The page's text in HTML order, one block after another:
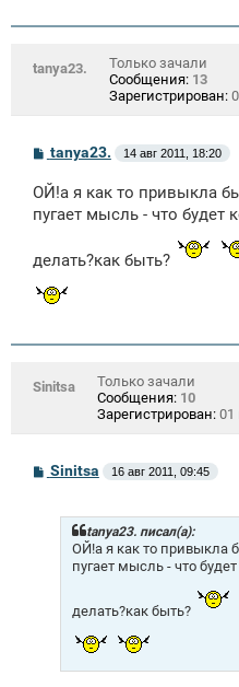
tanya23.
Только зачали
Сообщения: 13
Зарегистрирован:
С
о
б
щ
е
и
tanya23. 14 авг 2011, 18:20
ОЙ!а я как то привыкла
пугает мысль - что будет
делать?как быть?
Sinitsa
Только зачали
Сообщения: 10
Зарегистрирован: 01
СSinitsa 16 авг 2011, 09:45
tanya23. писал(а):
ОЙ!а я как то привыкла
пугает мысль - что
делать?как быть?